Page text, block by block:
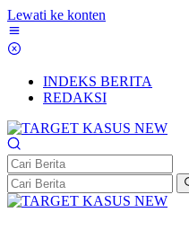
Lewati ke konten
INDEKS BERITA
REDAKSI